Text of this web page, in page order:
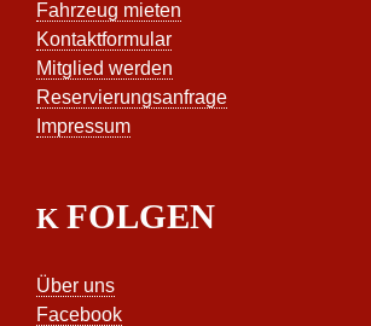
Fahrzeug mieten
Kontaktformular
Mitglied werden
Reservierungsanfrage
Impressum
FOLGEN
Über uns
Facebook